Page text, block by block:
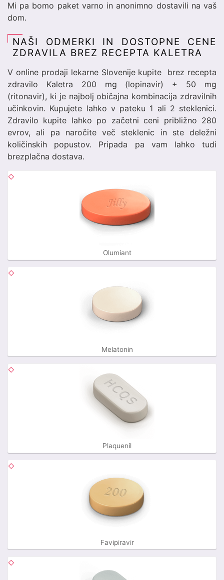
Mi pa bomo paket varno in anonimno dostavili na vaš
dom.
NAŠI ODMERKI IN DOSTOPNE CENE
ZDRAVILA BREZ RECEPTA KALETRA
V online prodaji lekarne Slovenije kupite brez recepta
zdravilo Kaletra 200 mg (lopinavir) + 50 mg
(ritonavir), ki je najbolj običajna kombinacija zdravilnih
učinkovin. Kupujete lahko v pateku 1 ali 2 steklenici.
Zdravilo kupite lahko po začetni ceni približno 280
evrov, ali pa naročite več steklenic in ste deležni
količinskih popustov. Pripada pa vam lahko tudi
brezplačna dostava.
Olumiant
Melatonin
Plaquenil
Favipiravir